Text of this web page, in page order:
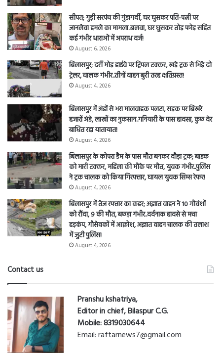
सीपत; गुड़ी सरपंच की गुंडागर्दी, घर घुसकर पति-पत्नी पर
जानलेवा हमले का मामला..बलवा, घर घुसकर तोड़ फोड़ सहित
कई गंभीर धाराओं में अपराध दर्ज!
August 6, 2026
बिलासपुर; दर्री मोड़ हाईवे पर ट्रिपल टक्कर, खड़े ट्रक से भिड़े दो
ट्रेलर, चालक गंभीर..तीनों वाहन बुरी तरह क्षतिग्रस्त!
August 4, 2026
बिलासपुर में अंडों से भरा मालवाहक पलटा, सड़क पर बिखरे
हजारों अंडे, लाखों का नुकसान..गनियारी के पास हादसा, कुछ देर
बाधित रहा यातायात!
August 4, 2026
बिलासपुर के कोपरा डैम के पास मौत बनकर दौड़ा ट्रक; बाइक
को मारी टक्कर, महिला की मौके पर मौत, युवक गंभीर..पुलिस
ने ट्रक चालक को किया गिरफ्तार, घायल युवक सिम्स रेफर!
August 4, 2026
बिलासपुर में तेज रफ्तार का कहर; अज्ञात वाहन ने 10 गौवंशों
को रौंदा, 9 की मौत, बछड़ा गंभीर..दर्दनाक हादसे से मचा
हड़कंप, गौसेवकों में आक्रोश, अज्ञात वाहन चालक की तलाश
में जुटी पुलिस!
August 4, 2026
Contact us
Pranshu kshatriya,
Editor in chief, Bilaspur C.G.
Mobile: 8319030644
Email: raftarnews7@gmail.com